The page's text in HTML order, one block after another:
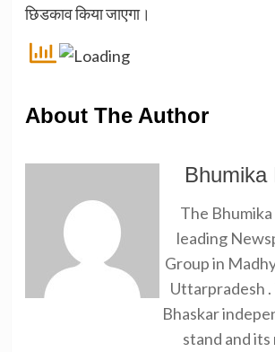
छिडकाव किया जाएगा।
About The Author
Bhumika
The Bhumika
leading
Group in
Uttarpradesh
Bhaskar
stand and